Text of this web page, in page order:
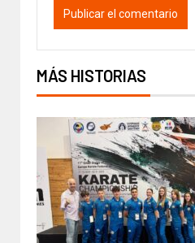
MÁS HISTORIAS